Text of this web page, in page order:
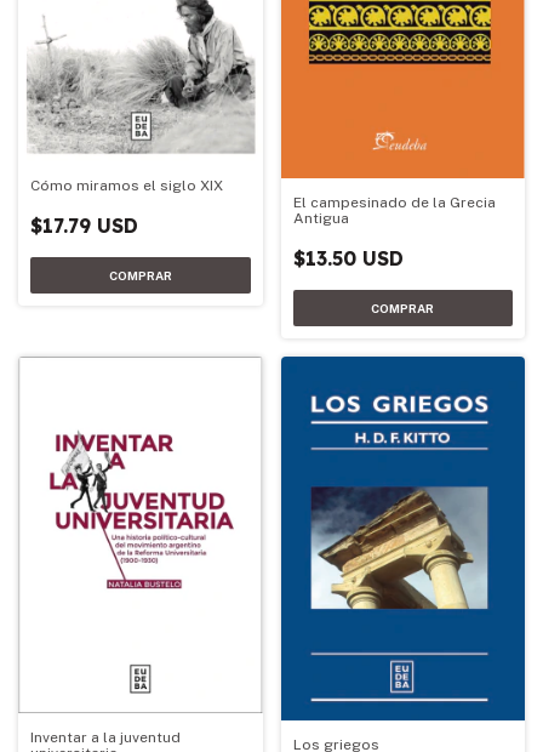
Cómo miramos el siglo XIX
$17.79 USD
El campesinado de la Grecia
Antigua
$13.50 USD
Inventar a la juventud
Los griegos